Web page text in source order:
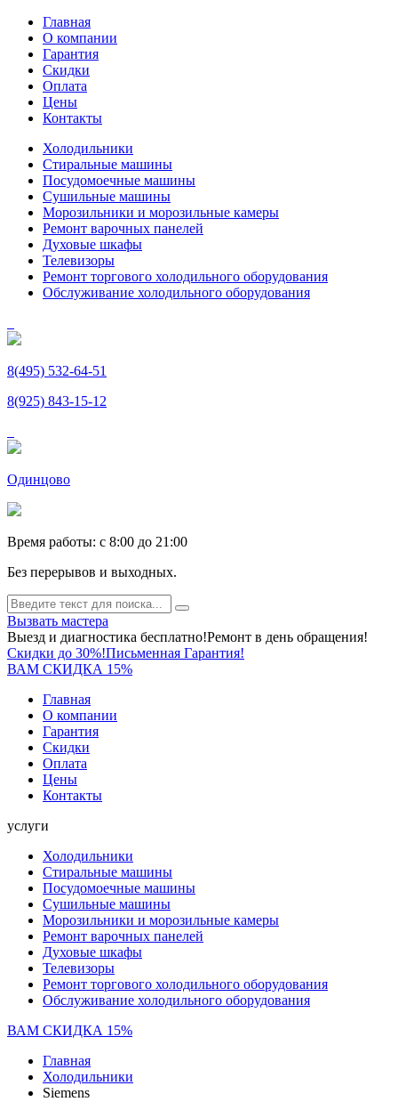
Главная
О компании
Гарантия
Скидки
Оплата
Цены
Контакты
Холодильники
Стиральные машины
Посудомоечные машины
Сушильные машины
Морозильники и морозильные камеры
Ремонт варочных панелей
Духовые шкафы
Телевизоры
Ремонт торгового холодильного оборудования
Обслуживание холодильного оборудования
8(495) 532-64-51
8(925) 843-15-12
Одинцово
Время работы: c 8:00 до 21:00
Без перерывов и выходных.
Вызвать мастера
Выезд и диагностика бесплатно!Ремонт в день обращения!
Скидки до 30%!Письменная Гарантия!
ВАМ СКИДКА 15%
Главная
О компании
Гарантия
Скидки
Оплата
Цены
Контакты
услуги
Холодильники
Стиральные машины
Посудомоечные машины
Сушильные машины
Морозильники и морозильные камеры
Ремонт варочных панелей
Духовые шкафы
Телевизоры
Ремонт торгового холодильного оборудования
Обслуживание холодильного оборудования
ВАМ СКИДКА 15%
Главная
Холодильники
Siemens